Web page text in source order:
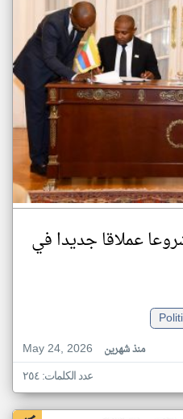
عملاقا جديدا في
May 24, 2026
منذ شهرين
عدد الكلمات: ٢٥٤